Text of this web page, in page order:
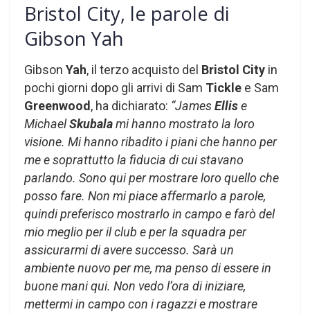
Bristol City, le parole di
Gibson Yah
Gibson Yah, il terzo acquisto del Bristol City in
pochi giorni dopo gli arrivi di Sam Tickle e Sam
Greenwood , ha dichiarato: “JamesEllise
MichaelSkubalami hanno mostrato la loro
visione. Mi hanno ribadito i piani che hanno per
me e soprattutto la fiducia di cui stavano
parlando. Sono qui per mostrare loro quello che
posso fare. Non mi piace affermarlo a parole,
quindi preferisco mostrarlo in campo e farò del
mio meglio per il club e per la squadra per
assicurarmi di avere successo. Sarà un
ambiente nuovo per me, ma penso di essere in
buone mani qui. Non vedo l’ora di iniziare,
mettermi in campo con i ragazzi e mostrare